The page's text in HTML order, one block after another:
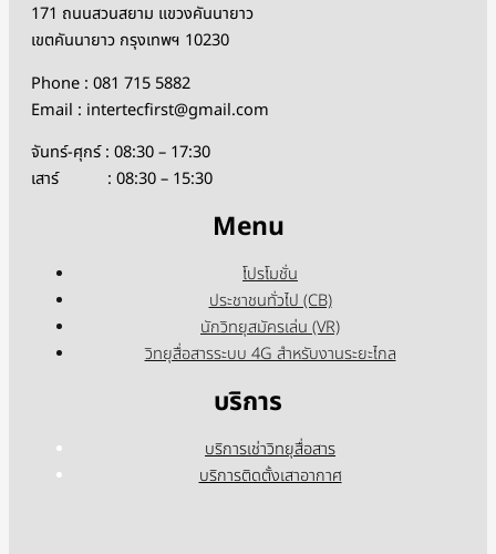
171 ถนนสวนสยาม แขวงคันนายาว
เขตคันนายาว กรุงเทพฯ 10230
Phone : 081 715 5882
Email : intertecfirst@gmail.com
จันทร์-ศุกร์ : 08:30 – 17:30
เสาร์ : 08:30 – 15:30
Menu
โปรโมชั่น
ประชาชนทั่วไป (CB)
นักวิทยุสมัครเล่น (VR)
วิทยุสื่อสารระบบ 4G สำหรับงานระยะไกล
บริการ
บริการเช่าวิทยุสื่อสาร
บริการติดตั้งเสาอากาศ